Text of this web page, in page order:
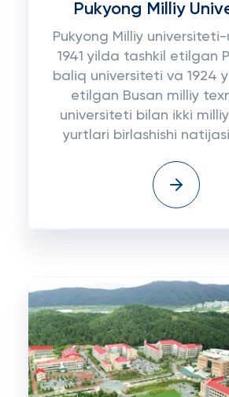
Pukyong Milliy
Pukyong Milliy
1941 yilda tashkil etilgan
baliq universiteti va 1924
etilgan Busan milliy
universiteti bilan ikki
yurtlari birlashishi